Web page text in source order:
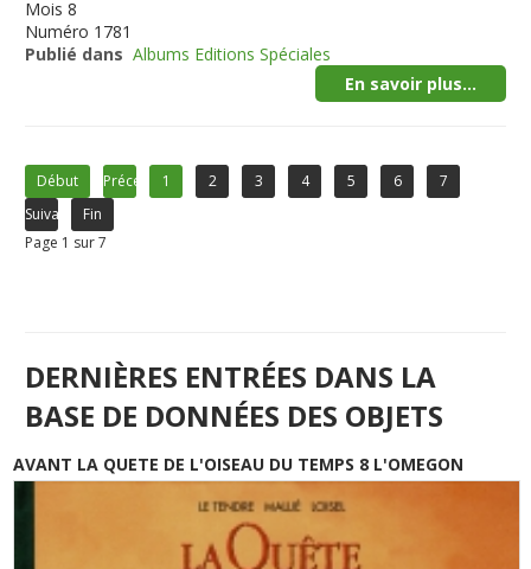
Mois 8
Numéro 1781
Publié dans Albums Editions Spéciales
En savoir plus...
Début Précédent1 2 3 4 5 6
7
Suivant
Fin
Page 1 sur 7
DERNIÈRES ENTRÉES DANS LA
BASE DE DONNÉES DES OBJETS
AVANT LA QUETE DE L'OISEAU DU TEMPS 8 L'OMEGON